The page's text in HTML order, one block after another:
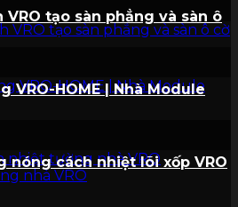
VRO tạo sàn phẳng và sàn ô
VRO-HOME | Nhà Module
nóng cách nhiệt lõi xốp VRO